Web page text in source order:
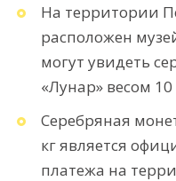
На территории
расположен
могут увидеть
«Лунар» весом 10
Серебряная
кг является
платежа на